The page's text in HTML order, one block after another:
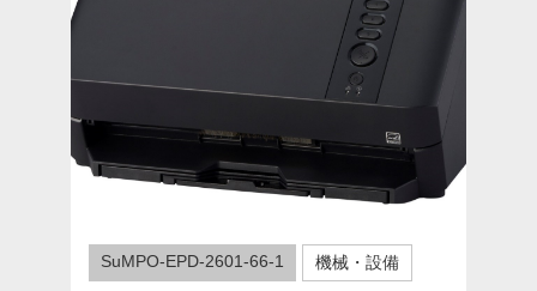
SuMPO-EPD-2601-66-1 機械・設備